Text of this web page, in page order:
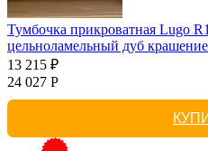
Тумбочка прикроватная Lugo
цельноламельный дуб
13 215 ₽
24 027 Р